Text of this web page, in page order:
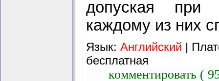
допуская при
каждому из них
Язык:Английский |
бесплатная
комментировать (